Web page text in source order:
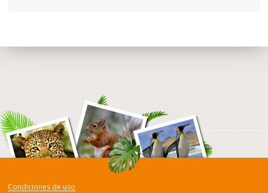
Condiciones de uso